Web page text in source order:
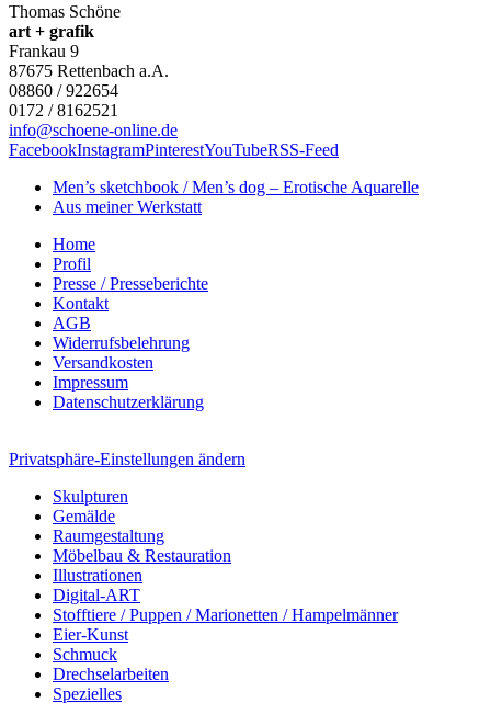
Thomas Schöne
art + grafik
Frankau 9
87675 Rettenbach a.A.
08860 / 922654
0172 / 8162521
info@schoene-online.de
FacebookInstagramPinterestYouTubeRSS-Feed
Men’s sketchbook / Men’s dog – Erotische Aquarelle
Aus meiner Werkstatt
Home
Profil
Presse / Presseberichte
Kontakt
AGB
Widerrufsbelehrung
Versandkosten
Impressum
Datenschutzerklärung
Privatsphäre-Einstellungen ändern
Skulpturen
Gemälde
Raumgestaltung
Möbelbau & Restauration
Illustrationen
Digital-ART
Stofftiere / Puppen / Marionetten / Hampelmänner
Eier-Kunst
Schmuck
Drechselarbeiten
Spezielles